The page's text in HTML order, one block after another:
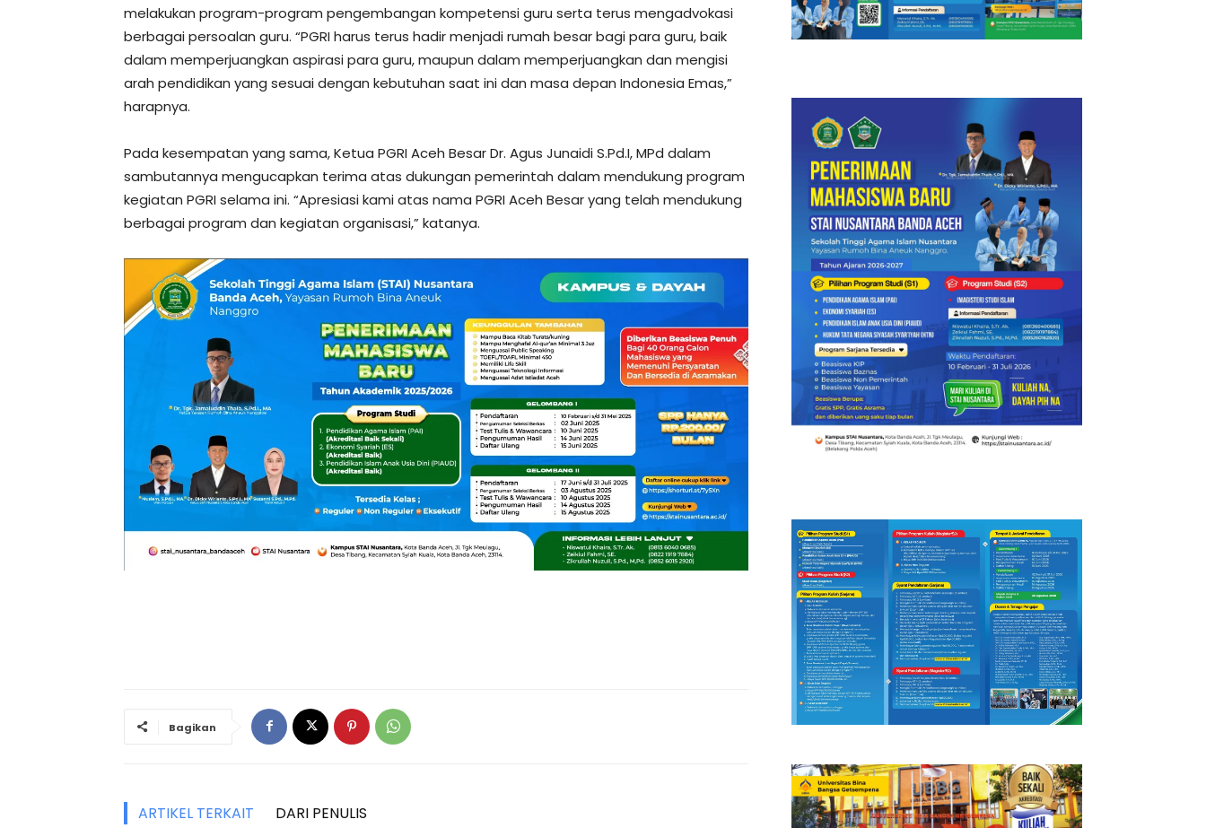
melakukan program-program pengembangan kompetensi guru serta terus mengadvokasi
berbagai persoalan guru. “PGRI harus terus hadir menjadi rumah besar bagi para guru, baik
dalam memperjuangkan aspirasi para guru, maupun dalam memperjuangkan dan mengisi
arah pendidikan yang sesuai dengan kebutuhan saat ini dan masa depan Indonesia Emas,”
harapnya.
Pada kesempatan yang sama, Ketua PGRI Aceh Besar Dr. Agus Junaidi S.Pd.I, MPd dalam
sambutannya mengucapkan terima atas dukungan pemerintah dalam mendukung program
kegiatan PGRI selama ini. “Apresiasi kami atas nama PGRI Aceh Besar yang telah mendukung
berbagai program dan kegiatan organisasi,” katanya.
Bagikan
ARTIKEL TERKAIT DARI PENULIS